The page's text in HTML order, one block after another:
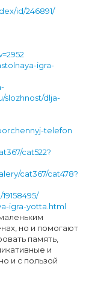
id/246891/
igra-
slozhnost/dlja-
telefon
cat522?
cat367/cat478?
igra-yotta.html
но и помогают
память,
и
и с пользой